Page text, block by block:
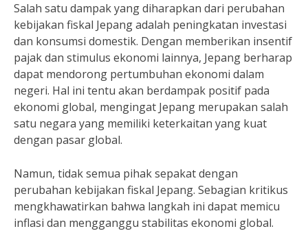
Salah satu dampak yang diharapkan dari perubahan
kebijakan fiskal Jepang adalah peningkatan investasi
dan konsumsi domestik. Dengan memberikan insentif
pajak dan stimulus ekonomi lainnya, Jepang berharap
dapat mendorong pertumbuhan ekonomi dalam
negeri. Hal ini tentu akan berdampak positif pada
ekonomi global, mengingat Jepang merupakan salah
satu negara yang memiliki keterkaitan yang kuat
dengan pasar global.
Namun, tidak semua pihak sepakat dengan
perubahan kebijakan fiskal Jepang. Sebagian kritikus
mengkhawatirkan bahwa langkah ini dapat memicu
inflasi dan mengganggu stabilitas ekonomi global.